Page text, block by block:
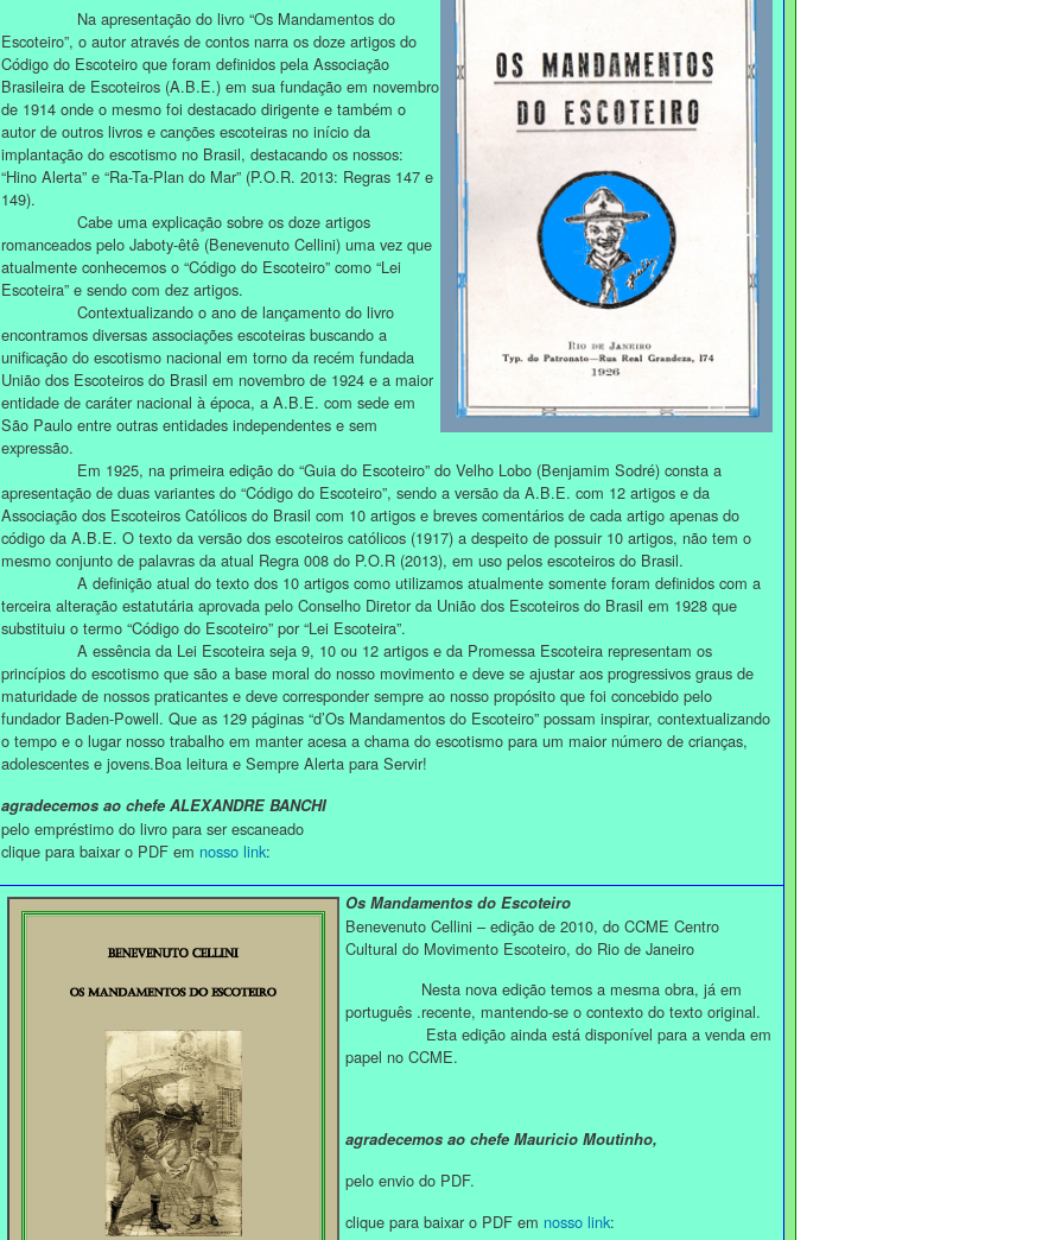
Na apresentação do livro “Os Mandamentos do
Escoteiro”, o autor através de contos narra os doze artigos do
Código do Escoteiro que foram definidos pela Associação
Brasileira de Escoteiros (A.B.E.) em sua fundação em novembro
de 1914 onde o mesmo foi destacado dirigente e também o
autor de outros livros e canções escoteiras no início da
implantação do escotismo no Brasil, destacando os nossos:
“Hino Alerta” e “Ra-Ta-Plan do Mar” (P.O.R. 2013: Regras 147 e
149).
Cabe uma explicação sobre os doze artigos
romanceados pelo Jaboty-êtê (Benevenuto Cellini) uma vez que
atualmente conhecemos o “Código do Escoteiro” como “Lei
Escoteira” e sendo com dez artigos.
Contextualizando o ano de lançamento do livro
encontramos diversas associações escoteiras buscando a
unificação do escotismo nacional em torno da recém fundada
União dos Escoteiros do Brasil em novembro de 1924 e a maior
entidade de caráter nacional à época, a A.B.E. com sede em
São Paulo entre outras entidades independentes e sem
expressão.
Em 1925, na primeira edição do “Guia do Escoteiro” do Velho Lobo (Benjamim Sodré) consta a
apresentação de duas variantes do “Código do Escoteiro”, sendo a versão da A.B.E. com 12 artigos e da
Associação dos Escoteiros Católicos do Brasil com 10 artigos e breves comentários de cada artigo apenas do
código da A.B.E. O texto da versão dos escoteiros católicos (1917) a despeito de possuir 10 artigos, não tem o
mesmo conjunto de palavras da atual Regra 008 do P.O.R (2013), em uso pelos escoteiros do Brasil.
A definição atual do texto dos 10 artigos como utilizamos atualmente somente foram definidos com a
terceira alteração estatutária aprovada pelo Conselho Diretor da União dos Escoteiros do Brasil em 1928 que
substituiu o termo “Código do Escoteiro” por “Lei Escoteira”.
A essência da Lei Escoteira seja 9, 10 ou 12 artigos e da Promessa Escoteira representam os
princípios do escotismo que são a base moral do nosso movimento e deve se ajustar aos progressivos graus de
maturidade de nossos praticantes e deve corresponder sempre ao nosso propósito que foi concebido pelo
fundador Baden-Powell. Que as 129 páginas “d’Os Mandamentos do Escoteiro” possam inspirar, contextualizando
o tempo e o lugar nosso trabalho em manter acesa a chama do escotismo para um maior número de crianças,
adolescentes e jovens.Boa leitura e Sempre Alerta para Servir!
agradecemos ao chefe ALEXANDRE BANCHI
pelo empréstimo do livro para ser escaneado
clique para baixar o PDF em nosso link:
Os Mandamentos do Escoteiro
Benevenuto Cellini – edição de 2010, do CCME Centro
Cultural do Movimento Escoteiro, do Rio de Janeiro
Nesta nova edição temos a mesma obra, já em
português .recente, mantendo-se o contexto do texto original.
Esta edição ainda está disponível para a venda em
papel no CCME.
agradecemos ao chefe Mauricio Moutinho,
pelo envio do PDF.
clique para baixar o PDF em nosso link: